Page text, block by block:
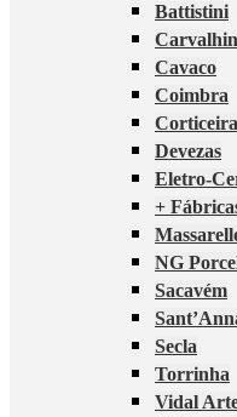
Battistini
Cavaco
Coimbra
Corticeira
Devezas
Eletro-
+
NG
Sacavém
Secla
Torrinha
Vidal